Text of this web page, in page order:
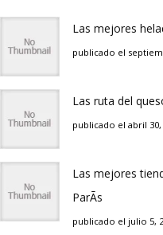
Las mejores
publicado el
Las ruta del
publicado el abril 30,
Las mejores
ParÃ­s
publicado el julio 5,